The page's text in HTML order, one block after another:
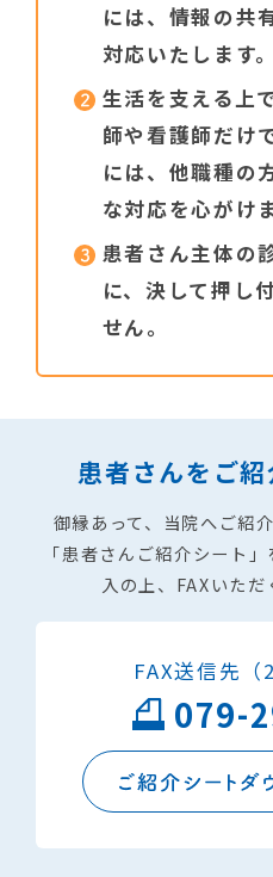
には、情報の共
対応いたします。
生活を支える上
師や看護師だけ
には、他職種の
な対応を心がけま
患者さん主体の
に、決して押し
せん。
患者さんをご
御縁あって、当院へご紹
「患者さんご紹介シート
入の上、FAXいただ
FAX送信先（
079-